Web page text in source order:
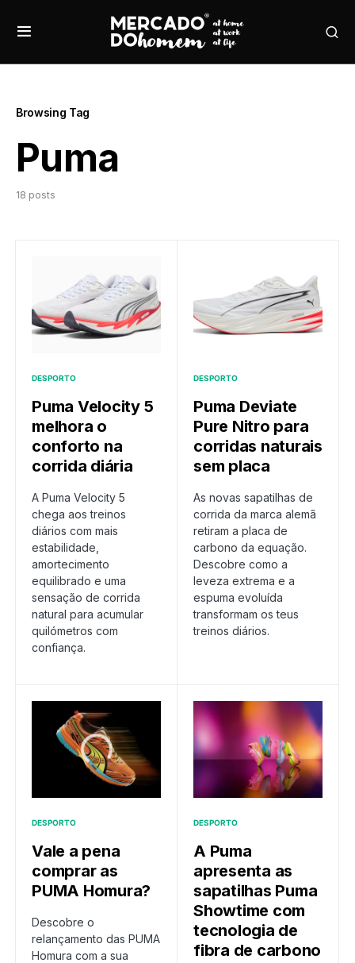
Browsing Tag
Puma
18 posts
DESPORTO
Puma Velocity 5
melhora o
conforto na
corrida diária
A Puma Velocity 5
chega aos treinos
diários com mais
estabilidade,
amortecimento
equilibrado e uma
sensação de corrida
natural para acumular
quilómetros com
confiança.
DESPORTO
Puma Deviate
Pure Nitro para
corridas naturais
sem placa
As novas sapatilhas de
corrida da marca alemã
retiram a placa de
carbono da equação.
Descobre como a
leveza extrema e a
espuma evoluída
transformam os teus
treinos diários.
DESPORTO
Vale a pena
comprar as
PUMA Homura?
Descobre o
relançamento das PUMA
Homura com a sua
DESPORTO
A Puma
apresenta as
sapatilhas Puma
Showtime com
tecnologia de
fibra de carbono